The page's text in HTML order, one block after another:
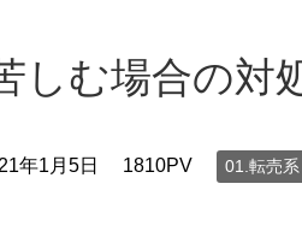
しむ場合の対
年1月5日 1810PV 01.転売系